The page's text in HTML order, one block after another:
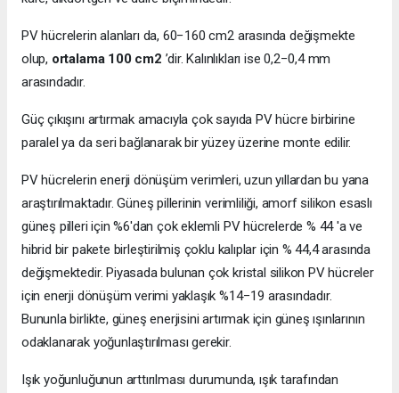
PV hücrelerin alanları da, 60−160 cm2 arasında değişmekte
olup, ortalama 100 cm2 ’dir. Kalınlıkları ise 0,2−0,4 mm
arasındadır.
Güç çıkışını artırmak amacıyla çok sayıda PV hücre birbirine
paralel ya da seri bağlanarak bir yüzey üzerine monte edilir.
PV hücrelerin enerji dönüşüm verimleri, uzun yıllardan bu yana
araştırılmaktadır. Güneş pillerinin verimliliği, amorf silikon esaslı
güneş pilleri için %6'dan çok eklemli PV hücrelerde % 44 'a ve
hibrid bir pakete birleştirilmiş çoklu kalıplar için % 44,4 arasında
değişmektedir. Piyasada bulunan çok kristal silikon PV hücreler
için enerji dönüşüm verimi yaklaşık %14−19 arasındadır.
Bununla birlikte, güneş enerjisini artırmak için güneş ışınlarının
odaklanarak yoğunlaştırılması gerekir.
Işık yoğunluğunun arttırılması durumunda, ışık tarafından